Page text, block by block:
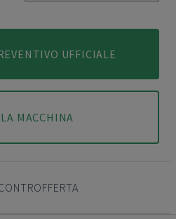
UFFICIALE
MACCHINA